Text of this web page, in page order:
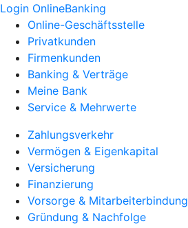
Login OnlineBanking
Online-Geschäftsstelle
Privatkunden
Firmenkunden
Banking & Verträge
Meine Bank
Service & Mehrwerte
Zahlungsverkehr
Vermögen & Eigenkapital
Versicherung
Finanzierung
Vorsorge & Mitarbeiterbindung
Gründung & Nachfolge